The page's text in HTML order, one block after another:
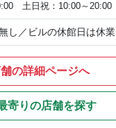
土日祝：10:00～20:00
し／ビルの休館日は休業
の詳細ページへ
寄りの店舗を探す